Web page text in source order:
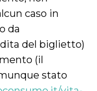
caso in
da
del biglietto)
(il
stato